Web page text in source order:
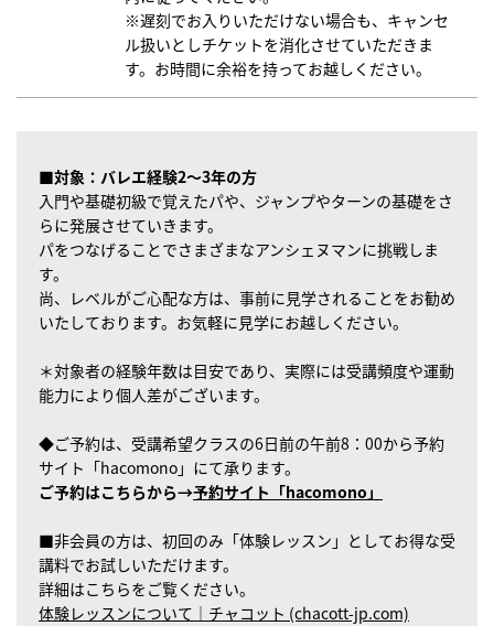
※遅刻でお入りいただけない場合も、キャンセ
ル扱いとしチケットを消化させていただきま
す。お時間に余裕を持ってお越しください。
■対象：バレエ経験2〜3年の方
入門や基礎初級で覚えたパや、ジャンプやターンの基礎をさ
らに発展させていきます。
パをつなげることでさまざまなアンシェヌマンに挑戦しま
す。
尚、レベルがご心配な方は、事前に見学されることをお勧め
いたしております。お気軽に見学にお越しください。
＊対象者の経験年数は目安であり、実際には受講頻度や運動
能力により個人差がございます。
◆ご予約は、受講希望クラスの6日前の午前8：00から予約
サイト「hacomono」にて承ります。
ご予約はこちらから→予約サイト「hacomono」
■非会員の方は、初回のみ「体験レッスン」としてお得な受
講料でお試しいただけます。
詳細はこちらをご覧ください。
体験レッスンについて｜チャコット (chacott-jp.com)